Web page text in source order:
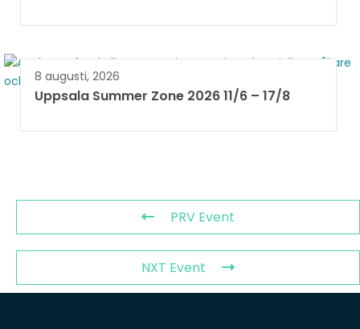
8 augusti, 2026
Uppsala Summer Zone 2026 11/6 – 17/8 ​
PRV Event
NXT Event